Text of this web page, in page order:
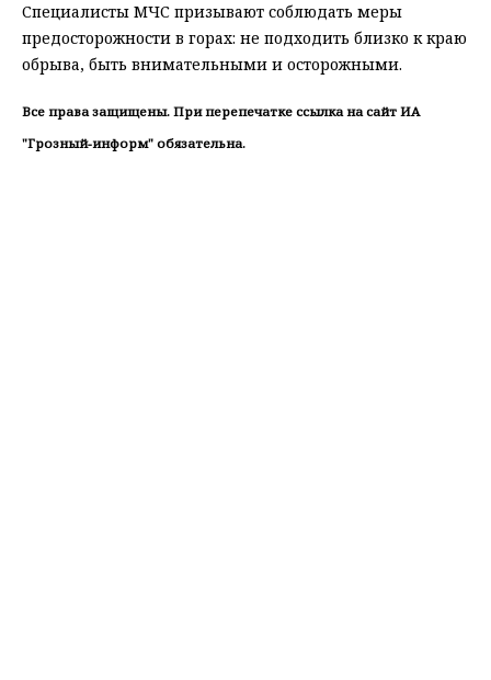
Специалисты МЧС призывают соблюдать меры
предосторожности в горах: не подходить близко к краю
обрыва, быть внимательными и осторожными.
Все права защищены. При перепечатке ссылка на сайт ИА
"Грозный-информ" обязательна.